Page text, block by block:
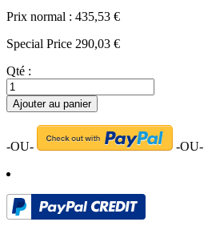
Prix normal : 435,53 €
Special Price 290,03 €
Qté :
Ajouter au panier
-OU- -OU-